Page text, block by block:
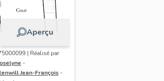
Aperçu
| Réalisé par
-
Jean-François -